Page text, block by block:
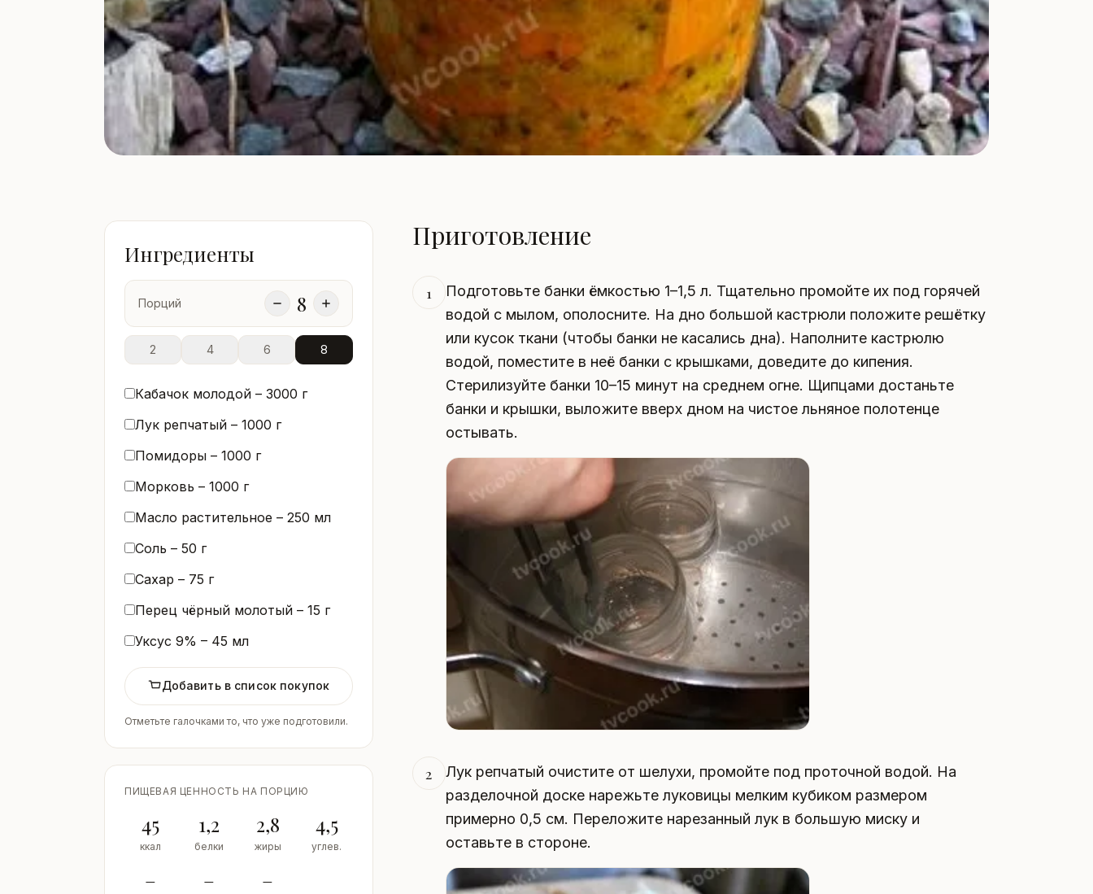
Ингредиенты
Порций 8
2 4 6 8
Кабачок молодой – 3000 г
Лук репчатый – 1000 г
Помидоры – 1000 г
Морковь – 1000 г
Масло растительное – 250 мл
Соль – 50 г
Сахар – 75 г
Перец чёрный молотый – 15 г
Уксус 9% – 45 мл
Добавить в список покупок
Отметьте галочками то, что уже подготовили.
ПИЩЕВАЯ ЦЕННОСТЬ НА ПОРЦИЮ
45
ккал
1,2
белки
2,8
жиры
4,5
углев.
– – –
Приготовление
1
Подготовьте банки ёмкостью 1–1,5 л. Тщательно промойте их под горячей
водой с мылом, ополосните. На дно большой кастрюли положите решётку
или кусок ткани (чтобы банки не касались дна). Наполните кастрюлю
водой, поместите в неё банки с крышками, доведите до кипения.
Стерилизуйте банки 10–15 минут на среднем огне. Щипцами достаньте
банки и крышки, выложите вверх дном на чистое льняное полотенце
остывать.
2
Лук репчатый очистите от шелухи, промойте под проточной водой. На
разделочной доске нарежьте луковицы мелким кубиком размером
примерно 0,5 см. Переложите нарезанный лук в большую миску и
оставьте в стороне.